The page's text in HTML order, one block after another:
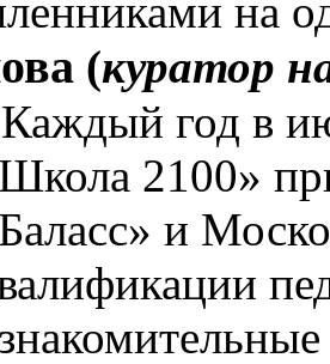
на
(куратор
год в
2100»
и